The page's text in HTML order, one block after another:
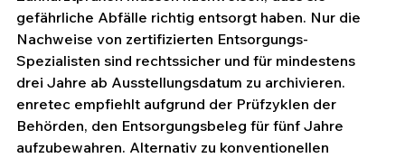
gefährliche Abfälle richtig entsorgt haben. Nur die
Nachweise von zertifizierten Entsorgungs-
Spezialisten sind rechtssicher und für mindestens
drei Jahre ab Ausstellungsdatum zu archivieren.
enretec empfiehlt aufgrund der Prüfzyklen der
Behörden, den Entsorgungsbeleg für fünf Jahre
aufzubewahren. Alternativ zu konventionellen